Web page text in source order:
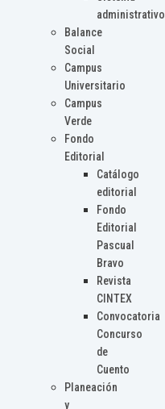
administrativo
Balance
Social
Campus
Universitario
Campus
Verde
Fondo
Editorial
Catálogo
editorial
Fondo
Editorial
Pascual
Bravo
Revista
CINTEX
Convocatoria
Concurso
de
Cuento
Planeación
y